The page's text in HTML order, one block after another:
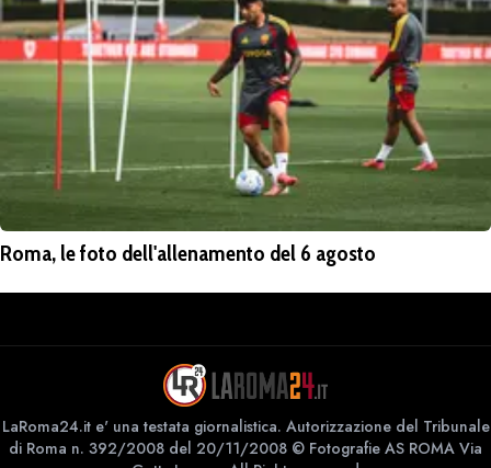
Roma, le foto dell'allenamento del 6 agosto
LaRoma24.it e' una testata giornalistica. Autorizzazione del Tribunale
di Roma n. 392/2008 del 20/11/2008 © Fotografie AS ROMA Via